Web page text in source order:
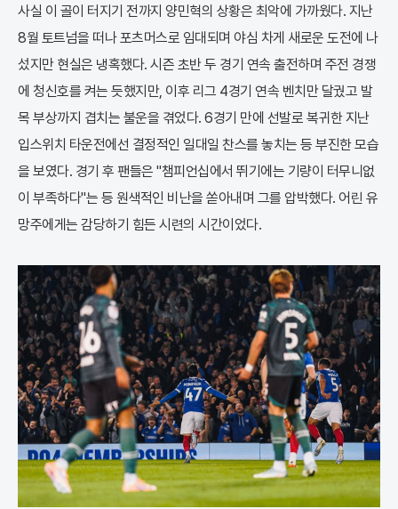
사실 이 골이 터지기 전까지 양민혁의 상황은 최악에 가까웠다. 지난
8월 토트넘을 떠나 포츠머스로 임대되며 야심 차게 새로운 도전에 나
섰지만 현실은 냉혹했다. 시즌 초반 두 경기 연속 출전하며 주전 경쟁
에 청신호를 켜는 듯했지만, 이후 리그 4경기 연속 벤치만 달궜고 발
목 부상까지 겹치는 불운을 겪었다. 6경기 만에 선발로 복귀한 지난
입스위치 타운전에선 결정적인 일대일 찬스를 놓치는 등 부진한 모습
을 보였다. 경기 후 팬들은 "챔피언십에서 뛰기에는 기량이 터무니없
이 부족하다"는 등 원색적인 비난을 쏟아내며 그를 압박했다. 어린 유
망주에게는 감당하기 힘든 시련의 시간이었다.